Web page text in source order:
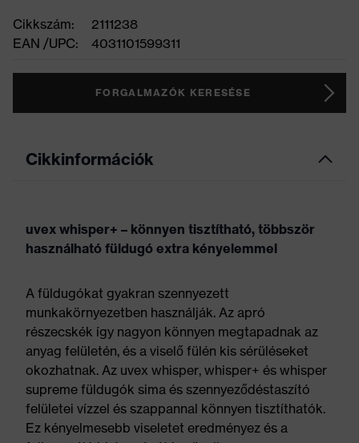
Cikkszám:
2111238
EAN /UPC:
4031101599311
FORGALMAZÓK KERESÉSE
Cikkinformációk
uvex whisper+ – könnyen tisztítható, többször
használható füldugó extra kényelemmel
A füldugókat gyakran szennyezett
munkakörnyezetben használják. Az apró
részecskék így nagyon könnyen megtapadnak az
anyag felületén, és a viselő fülén kis sérüléseket
okozhatnak. Az uvex whisper, whisper+ és whisper
supreme füldugók sima és szennyeződéstaszító
felületei vízzel és szappannal könnyen tisztíthatók.
Ez kényelmesebb viseletet eredményez és a